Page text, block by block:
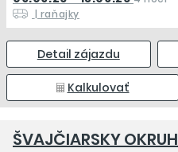
| raňajky
Detail zájazdu
Kalkulovať
ŠVAJČIARSKY OKRUH